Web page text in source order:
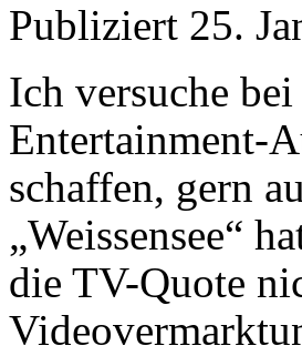
Publiziert 25.
Ich versuche
Entertainment-
schaffen, gern
„Weissensee“
die TV-Quote